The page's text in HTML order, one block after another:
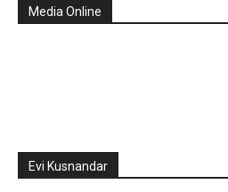
Media Online
Evi Kusnandar